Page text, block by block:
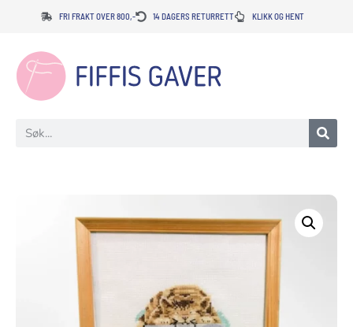
FRI FRAKT OVER 800,- 14 DAGERS RETURRETT KLIKK OG HENT